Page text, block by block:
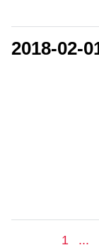
2018-02-
1 ...